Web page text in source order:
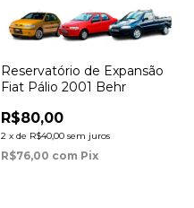
Reservatório de Expansão
Fiat Pálio 2001 Behr
R$80,00
2 x de R$40,00 sem juros
R$76,00 com Pix